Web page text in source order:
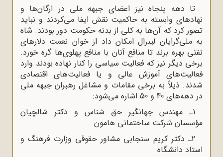
تا دهه پنجاه نیز اعضای جبهه ملی در ارگان‌ها و
نهادهای وابسته به حاکمیت نقش ایفا می‌کردند و نباید
تصور کرد که آن‌ها به کلی از بدنه حکومت دور بودند. شاه
به ملى‌گرایان لیبرال امکان داد از خوان نعمت دلارهاى
نفتى بهره برند تا منافع آنان با منافع پهلوی‌ها گره خورد.
برخى دیگر نیز که فعالیت سیاسى را کنار نهاده بودند وارد
فعالیت‌هاى آموزش عالى و یا فعالیت‌هاى اقتصادى
شدند. ذیلاً به برخى مقامات و مشاغل رهبران جبهه ملى
در دهه‌هاى 40 و 50 اشاره مى‌شود:
1ـ مهندس جهانگیر حق شناس و دکتر شالچیان
مؤسسان شرکت ساختمانى هامون
2ـ دکتر کریم سنجابى مشاور حقوقى وزارت فرهنگ و
استاد دانشگاه